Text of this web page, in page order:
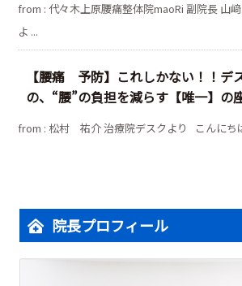
from : 代々木上原腰痛整体院maoRi 副院長 山
よ ...
【腰痛 予防】これしかない！！デ
の、“腰”の負担を減らす【唯一】の
from : 松村 祐介 治療院デスクより こんにち
院長プロフィール